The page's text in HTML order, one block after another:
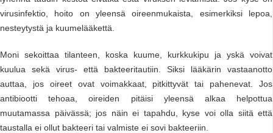
virusinfektio, hoito on yleensä oireenmukaista, esimerkiksi lepoa,
nesteytystä ja kuumelääkettä.
Moni sekoittaa tilanteen, koska kuume, kurkkukipu ja yskä voivat
kuulua sekä virus- että bakteeritautiin. Siksi lääkärin vastaanotto
auttaa, jos oireet ovat voimakkaat, pitkittyvät tai pahenevat. Jos
antibiootti tehoaa, oireiden pitäisi yleensä alkaa helpottua
muutamassa päivässä; jos näin ei tapahdu, kyse voi olla siitä että
taustalla ei ollut bakteeri tai valmiste ei sovi bakteeriin.